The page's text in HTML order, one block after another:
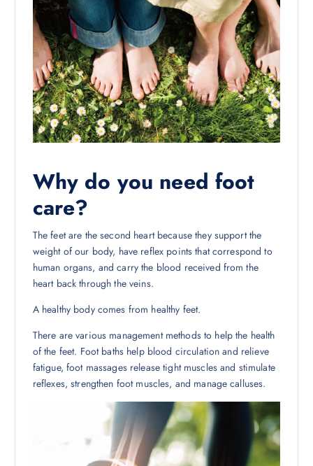
Why do you need foot
care?
The feet are the second heart because they support the
weight of our body, have reflex points that correspond to
human organs, and carry the blood received from the
heart back through the veins.
A healthy body comes from healthy feet.
There are various management methods to help the health
of the feet. Foot baths help blood circulation and relieve
fatigue, foot massages release tight muscles and stimulate
reflexes, strengthen foot muscles, and manage calluses.